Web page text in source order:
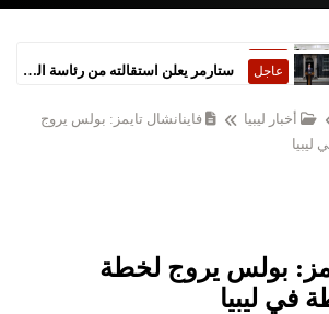
عاجل
أخبار ليبيا
فاينانشال تايمز: بولس يروج
بولس يروج لخطة
في ليبيا